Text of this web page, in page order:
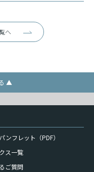
へ
▲
ンフレット（PDF）
ス一覧
ご質問